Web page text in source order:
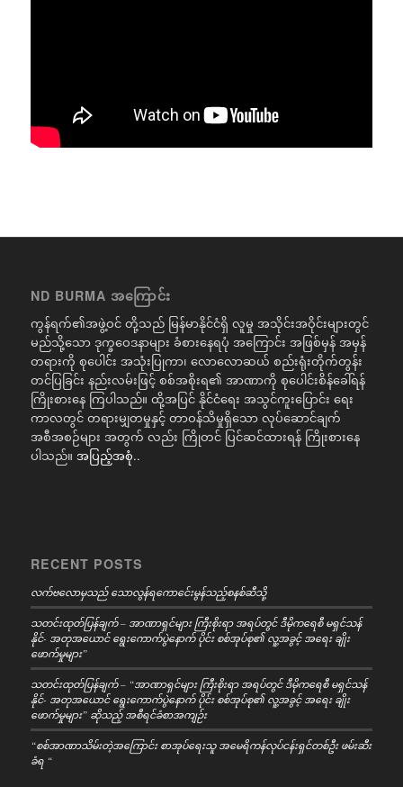
ND BURMA အကြောင်း
ကွန်ရက်၏အဖွဲ့ဝင် တို့သည် မြန်မာနိုင်ငံရှိ လူမှု အသိုင်းအဝိုင်းများတွင်
မည်သို့သော ဒုက္ခဝေဒနာများ ခံစားနေရပုံ အကြောင်း အဖြစ်မှန် အမှန်
တရားကို စုပေါင်း အသုံးပြုကာ၊ လောလောဆယ် စည်းရုံးတိုက်တွန်း
တင်ပြခြင်း နည်းလမ်းဖြင့် စစ်အစိုးရ၏ အာဏာကို စုပေါင်းစိန်ခေါ်ရန်
ကြိုးစားနေ ကြပါသည်။ ထို့အပြင် နိုင်ငံရေး အသွင်ကူးပြောင်း ရေး
ကာလတွင် တရားမျှတမှုနှင့် တာဝန်သိမှုရှိသော လုပ်ဆောင်ချက်
အစီအစဉ်များ အတွက် လည်း ကြိုတင် ပြင်ဆင်ထားရန် ကြိုးစားနေ
ပါသည်။ အပြည့်အစုံ..
RECENT POSTS
လက်ဗလောမှသည် သောလွန်ရကောင်ေးမွန်သည့်စနစ်ဆီသို့
သတင်းထုတ်ပြန်ချက် – အာဏာရှင်များ ကြီးစိုးရာ အရပ်တွင် ဒီမိုကရေစီ မရှင်သန်
နိုင်- အတုအယောင် ရွေးကောက်ပွဲနောက် ပိုင်း စစ်အုပ်စု၏ လူ့အခွင့် အရေး ချိုး
ဖောက်မှုများ”
သတင်းထုတ်ပြန်ချက် – “အာဏာရှင်များ ကြီးစိုးရာ အရပ်တွင် ဒီမိုကရေစီ မရှင်သန်
နိုင်- အတုအယောင် ရွေးကောက်ပွဲနောက် ပိုင်း စစ်အုပ်စု၏ လူ့အခွင့် အရေး ချိုး
ဖောက်မှုများ” ဆိုသည့် အစီရင်ခံစာအကျဉ်း
“စစ်အာဏာသိမ်းတဲ့အကြောင်း စာအုပ်ရေးသူ အမေရိကန်လုပ်ငန်းရှင်တစ်ဦး ဖမ်းဆီး
ခံရ “